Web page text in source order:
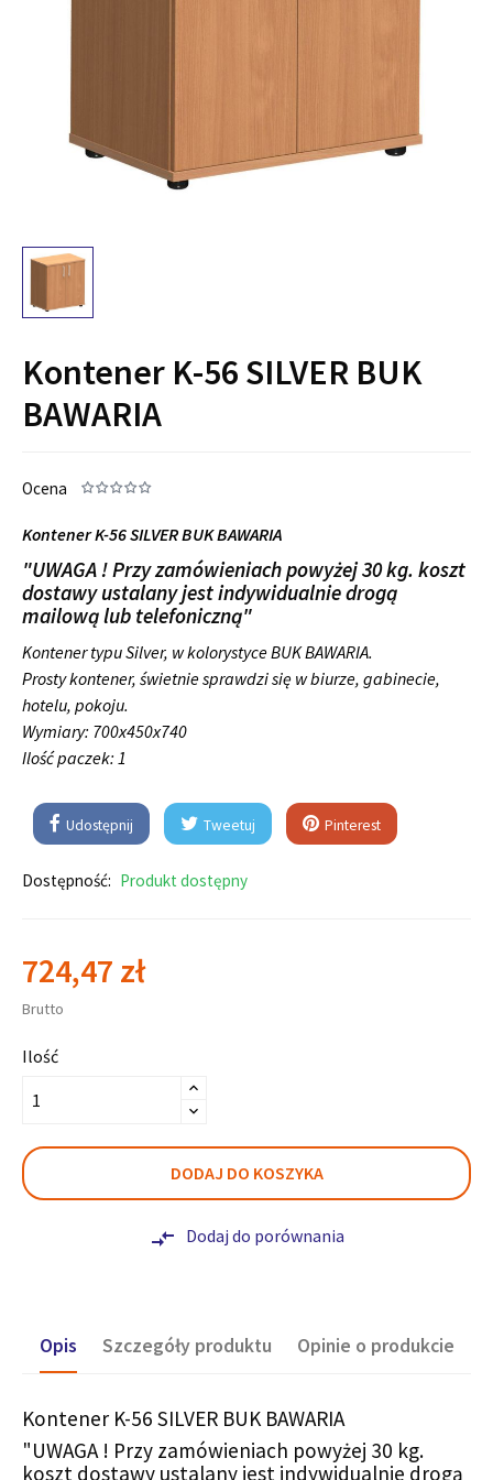
Kontener K-56 SILVER BUK
BAWARIA
Ocena
Kontener K-56 SILVER BUK BAWARIA
"UWAGA ! Przy zamówieniach powyżej 30 kg. koszt
dostawy ustalany jest indywidualnie drogą
mailową lub telefoniczną"
Kontener typu Silver, w kolorystyce BUK BAWARIA.
Prosty kontener, świetnie sprawdzi się w biurze, gabinecie,
hotelu, pokoju.
Wymiary: 700x450x740
Ilość paczek: 1
Udostępnij Tweetuj Pinterest
Dostępność: Produkt dostępny
724,47 zł
Brutto
Ilość
DODAJ DO KOSZYKA
compare_arrows Dodaj do porównania
Opis Szczegóły produktu Opinie o produkcie
Kontener K-56 SILVER BUK BAWARIA
"UWAGA ! Przy zamówieniach powyżej 30 kg.
koszt dostawy ustalany jest indywidualnie drogą